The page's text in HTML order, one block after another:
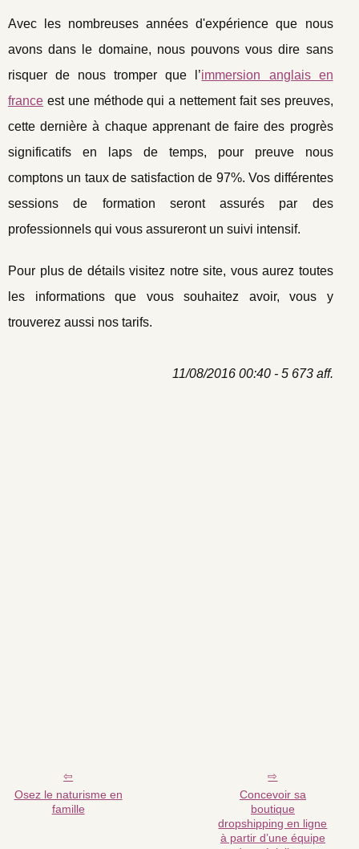
Avec les nombreuses années d'expérience que nous
avons dans le domaine, nous pouvons vous dire sans
risquer de nous tromper que l’immersion anglais en
france est une méthode qui a nettement fait ses preuves,
cette dernière à chaque apprenant de faire des progrès
significatifs en laps de temps, pour preuve nous
comptons un taux de satisfaction de 97%. Vos différentes
sessions de formation seront assurés par des
professionnels qui vous assureront un suivi intensif.
Pour plus de détails visitez notre site, vous aurez toutes
les informations que vous souhaitez avoir, vous y
trouverez aussi nos tarifs.
11/08/2016 00:40 - 5 673 aff.
Osez le naturisme en
famille
Concevoir sa
boutique
dropshipping en ligne
à partir d’une équipe